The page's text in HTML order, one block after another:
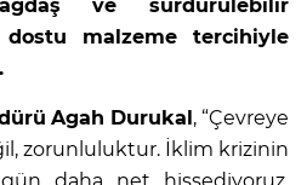
ve sürdürülebilir
dostu malzeme tercihiyle
Agah Durukal, “Çevreye
zorunluluktur. İklim krizinin